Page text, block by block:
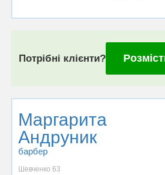
Потрібні клієнти?
Маргарита
Андруник
барбер
Шевченко 63